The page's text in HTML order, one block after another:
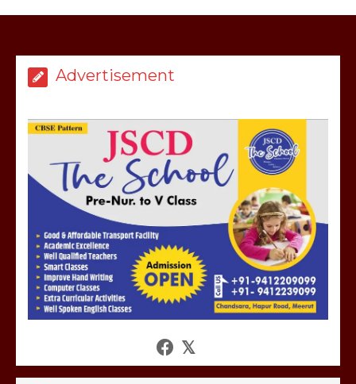
Advertisement
मेरठ सुराजकुंड शमशान घाट में चिता से अस्थि
उठाकर खाते कुत्ते का वीडियो इंटरनेट पर जमकर
हो रहा वायरल
होलिका रखने पर लात मार कर होलिका को किया
तहस नहस,मोहल्ले वालों के साथ की गई गाली
गलोच ,कहा अगर रखी गई होली तो होगा खून
खराबा,
March 11, 2025
बनने देना चाहते सुने क्या कहा मौलाना कारी
शफीकुर्रहमान रहमान ने
March 11, 2025